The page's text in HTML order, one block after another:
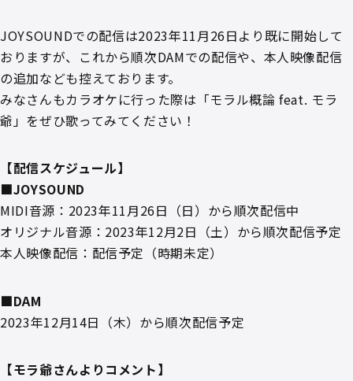
JOYSOUNDでの配信は2023年11月26日より既に開始して
おりますが、これから順次DAMでの配信や、本人映像配信
の追加なども控えております。
みなさんもカラオケに行った際は「モラル概論 feat. モラ
爺」をぜひ歌ってみてください！
【配信スケジュール】
■JOYSOUND
MIDI音源：2023年11月26日（日）から順次配信中
オリジナル音源：2023年12月2日（土）から順次配信予定
本人映像配信：配信予定（時期未定）
■DAM
2023年12月14日（木）から順次配信予定
【モラ爺さんよりコメント】